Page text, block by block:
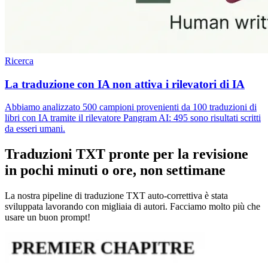
Ricerca
La traduzione con IA non attiva i rilevatori di IA
Abbiamo analizzato 500 campioni provenienti da 100 traduzioni di
libri con IA tramite il rilevatore Pangram AI: 495 sono risultati scritti
da esseri umani.
Traduzioni TXT pronte per la revisione
in pochi minuti o ore, non settimane
La nostra pipeline di traduzione TXT auto-correttiva è stata
sviluppata lavorando con migliaia di autori. Facciamo molto più che
usare un buon prompt!